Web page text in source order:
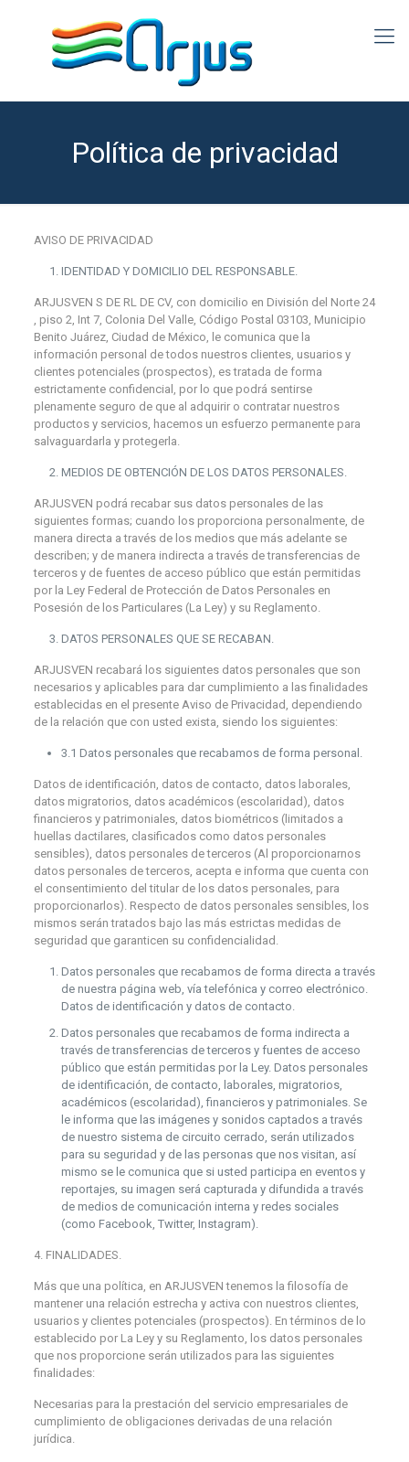
Política de privacidad
AVISO DE PRIVACIDAD
IDENTIDAD Y DOMICILIO DEL RESPONSABLE.
ARJUSVEN S DE RL DE CV, con domicilio en División del Norte 24
, piso 2, Int 7, Colonia Del Valle, Código Postal 03103, Municipio
Benito Juárez, Ciudad de México, le comunica que la
información personal de todos nuestros clientes, usuarios y
clientes potenciales (prospectos), es tratada de forma
estrictamente confidencial, por lo que podrá sentirse
plenamente seguro de que al adquirir o contratar nuestros
productos y servicios, hacemos un esfuerzo permanente para
salvaguardarla y protegerla.
MEDIOS DE OBTENCIÓN DE LOS DATOS PERSONALES.
ARJUSVEN podrá recabar sus datos personales de las
siguientes formas; cuando los proporciona personalmente, de
manera directa a través de los medios que más adelante se
describen; y de manera indirecta a través de transferencias de
terceros y de fuentes de acceso público que están permitidas
por la Ley Federal de Protección de Datos Personales en
Posesión de los Particulares (La Ley) y su Reglamento.
DATOS PERSONALES QUE SE RECABAN.
ARJUSVEN recabará los siguientes datos personales que son
necesarios y aplicables para dar cumplimiento a las finalidades
establecidas en el presente Aviso de Privacidad, dependiendo
de la relación que con usted exista, siendo los siguientes:
3.1 Datos personales que recabamos de forma personal.
Datos de identificación, datos de contacto, datos laborales,
datos migratorios, datos académicos (escolaridad), datos
financieros y patrimoniales, datos biométricos (limitados a
huellas dactilares, clasificados como datos personales
sensibles), datos personales de terceros (Al proporcionarnos
datos personales de terceros, acepta e informa que cuenta con
el consentimiento del titular de los datos personales, para
proporcionarlos). Respecto de datos personales sensibles, los
mismos serán tratados bajo las más estrictas medidas de
seguridad que garanticen su confidencialidad.
Datos personales que recabamos de forma directa a través
de nuestra página web, vía telefónica y correo electrónico.
Datos de identificación y datos de contacto.
Datos personales que recabamos de forma indirecta a
través de transferencias de terceros y fuentes de acceso
público que están permitidas por la Ley. Datos personales
de identificación, de contacto, laborales, migratorios,
académicos (escolaridad), financieros y patrimoniales. Se
le informa que las imágenes y sonidos captados a través
de nuestro sistema de circuito cerrado, serán utilizados
para su seguridad y de las personas que nos visitan, así
mismo se le comunica que si usted participa en eventos y
reportajes, su imagen será capturada y difundida a través
de medios de comunicación interna y redes sociales
(como Facebook, Twitter, Instagram).
4. FINALIDADES.
Más que una política, en ARJUSVEN tenemos la filosofía de
mantener una relación estrecha y activa con nuestros clientes,
usuarios y clientes potenciales (prospectos). En términos de lo
establecido por La Ley y su Reglamento, los datos personales
que nos proporcione serán utilizados para las siguientes
finalidades:
Necesarias para la prestación del servicio empresariales de
cumplimiento de obligaciones derivadas de una relación
jurídica.